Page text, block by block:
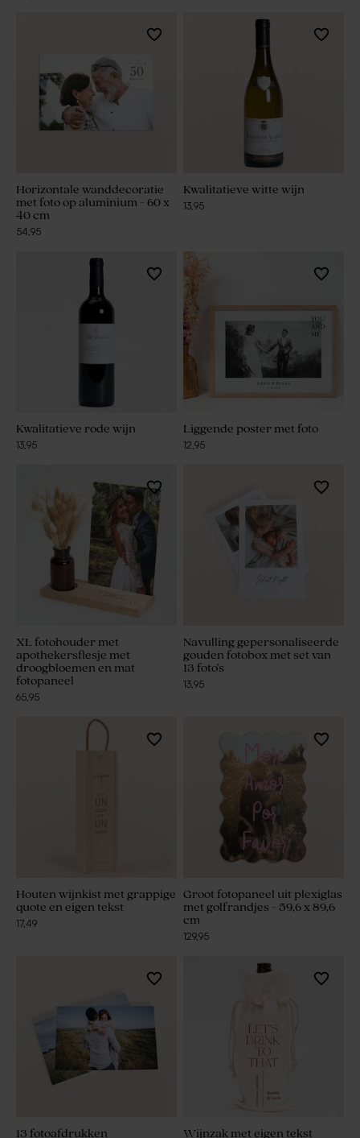
Horizontale wanddecoratie
met foto op aluminium - 60 x
40 cm
54,95
Kwalitatieve witte wijn
13,95
Kwalitatieve rode wijn
13,95
Liggende poster met foto
12,95
XL fotohouder met
apothekersflesje met
droogbloemen en mat
fotopaneel
65,95
Navulling gepersonaliseerde
gouden fotobox met set van
13 foto's
13,95
Houten wijnkist met grappige
quote en eigen tekst
17,49
Groot fotopaneel uit plexiglas
met golfrandjes - 59,6 x 89,6
cm
129,95
13 fotoafdrukken Wijnzak met eigen tekst